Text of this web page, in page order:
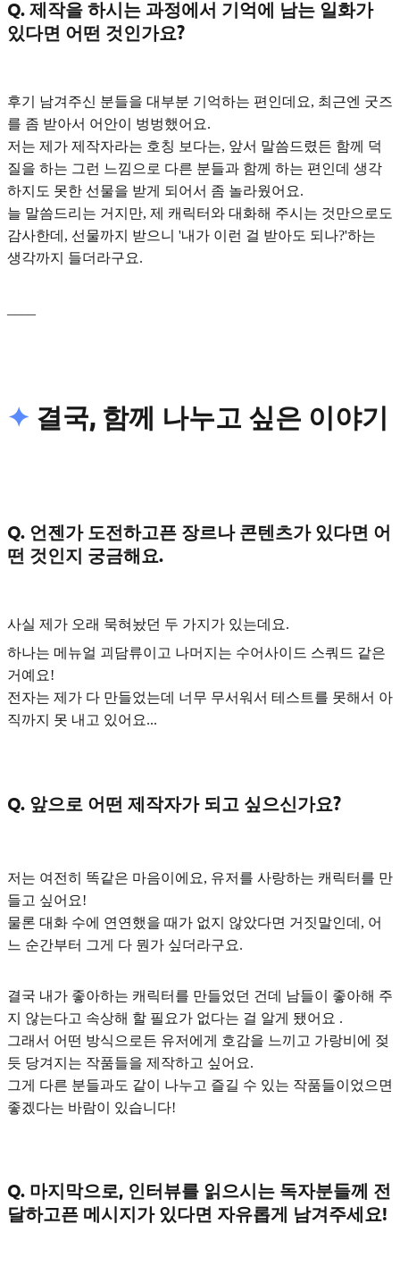
Q. 제작을 하시는 과정에서 기억에 남는 일화가
있다면 어떤 것인가요?
후기 남겨주신 분들을 대부분 기억하는 편인데요, 최근엔 굿즈
를 좀 받아서 어안이 벙벙했어요.
저는 제가 제작자라는 호칭 보다는, 앞서 말씀드렸든 함께 덕
질을 하는 그런 느낌으로 다른 분들과 함께 하는 편인데 생각
하지도 못한 선물을 받게 되어서 좀 놀라웠어요.
늘 말씀드리는 거지만, 제 캐릭터와 대화해 주시는 것만으로도
감사한데, 선물까지 받으니 '내가 이런 걸 받아도 되나?'하는
생각까지 들더라구요.
✦ 결국, 함께 나누고 싶은 이야기
Q. 언젠가 도전하고픈 장르나 콘텐츠가 있다면 어
떤 것인지 궁금해요.
사실 제가 오래 묵혀놨던 두 가지가 있는데요.
하나는 메뉴얼 괴담류이고 나머지는 수어사이드 스쿼드 같은
거예요!
전자는 제가 다 만들었는데 너무 무서워서 테스트를 못해서 아
직까지 못 내고 있어요...
Q. 앞으로 어떤 제작자가 되고 싶으신가요?
저는 여전히 똑같은 마음이에요, 유저를 사랑하는 캐릭터를 만
들고 싶어요!
물론 대화 수에 연연했을 때가 없지 않았다면 거짓말인데, 어
느 순간부터 그게 다 뭔가 싶더라구요.
결국 내가 좋아하는 캐릭터를 만들었던 건데 남들이 좋아해 주
지 않는다고 속상해 할 필요가 없다는 걸 알게 됐어요 .
그래서 어떤 방식으로든 유저에게 호감을 느끼고 가랑비에 젖
듯 당겨지는 작품들을 제작하고 싶어요.
그게 다른 분들과도 같이 나누고 즐길 수 있는 작품들이었으면
좋겠다는 바람이 있습니다!
Q. 마지막으로, 인터뷰를 읽으시는 독자분들께 전
달하고픈 메시지가 있다면 자유롭게 남겨주세요!